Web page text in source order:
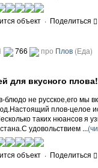
объект · Поделиться
766 про Плов (Еда)
для вкусного плова!
блюдо не русское,его мы
плов-целое
таких нюансов я
удовольствием ...
объект · Поделиться